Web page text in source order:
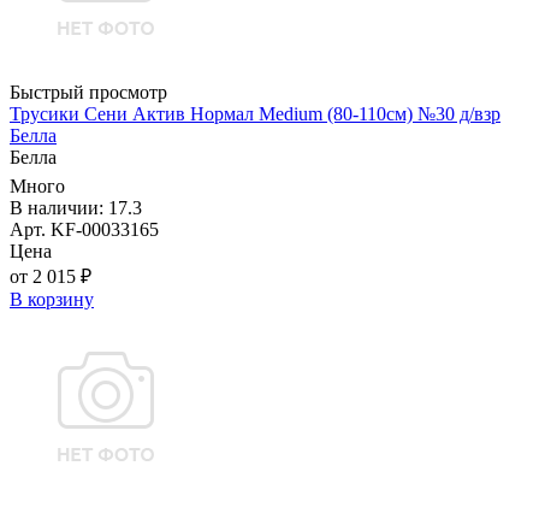
Быстрый просмотр
Трусики Сени Актив Нормал Medium (80-110см) №30 д/взр
Белла
Белла
Много
В наличии: 17.3
Арт. KF-00033165
Цена
от 2 015 ₽
В корзину